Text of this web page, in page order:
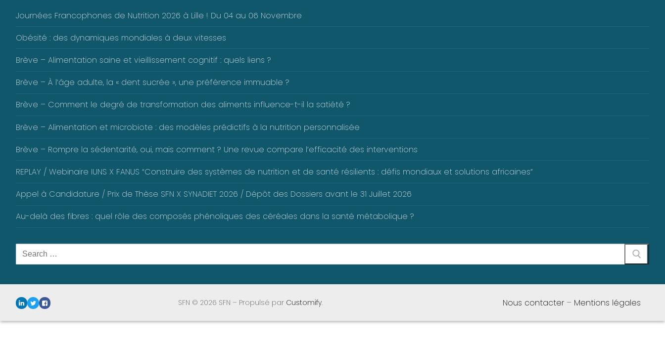
Journées Francophones de Nutrition 2026 à Lille ! Du 04 au 06 Novembre
Obésité : des dynamiques mondiales à deux vitesses
Brève – Alimentation saine et vieillissement cognitif : quels liens ?
Brève – À l’âge adulte, la « dent sucrée », une préférence immuable ?
Brève – Comment le degré de transformation des aliments influence-t-il la satiété ?
Brève – Alimentation et microbiote : des modèles prédictifs à la nutrition personnalisée
Brève – Rompre la sédentarité, oui, mais comment ? Une revue compare l’efficacité des interventions
REPLAY / Webinaire IUNS X FANUS “Construire des systèmes de nutrition et de santé résilients : défis mondiaux et solutions africaines”
Appel à Candidature / Prix de Thèse SFN X SYNADIET 2026 / Dépôt des Dossiers avant le 31 Juillet 2026
Au-delà des fibres : quel rôle des composés phénoliques des céréales dans la santé métabolique ?
Rechercher
:
SFN © 2026 SFN – Propulsé par Customify. Nous contacter – Mentions légales